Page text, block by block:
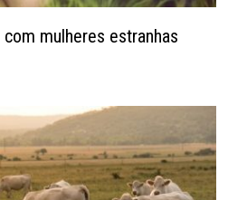
mulheres estranhas